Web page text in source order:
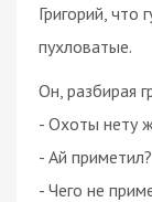
Григорий, что
пухловатые.
Он, разбирая
- Охоты нету
- Ай приметил?
- Чего не